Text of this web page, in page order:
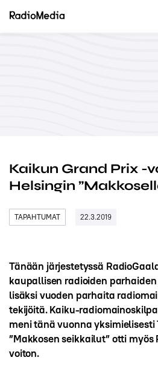
Kaikun Grand Prix -
Helsingin
TAPAHTUMAT 22.3.2019
Tänään järjestetyssä
kaupallisen radioiden
lisäksi vuoden parhaita
tekijöitä. Kaiku-
meni tänä vuonna yksimielisesti
”Makkosen seikkailut” otti
voiton.